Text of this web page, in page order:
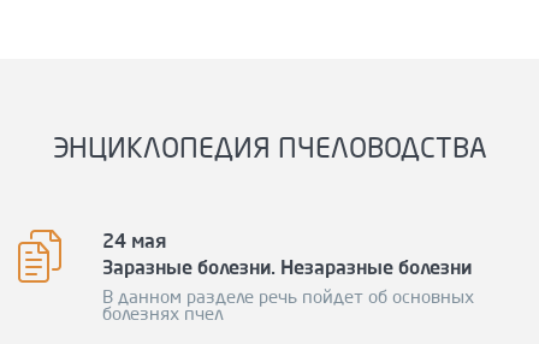
ЭНЦИКЛОПЕДИЯ ПЧЕЛОВОДСТВА
24 мая
Заразные болезни. Незаразные болезни
В данном разделе речь пойдет об основных
болезнях пчел